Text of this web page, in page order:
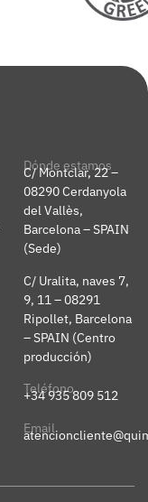
Dónde estamos
C/ Montclar, 22 –
08290 Cerdanyola
del Vallès,
Barcelona – SPAIN
(Sede)
C/ Uralita, naves 7,
9, 11 – 08291
Ripollet, Barcelona
– SPAIN (Centro
producción)
Teléfono
+34 935 809 512
Email